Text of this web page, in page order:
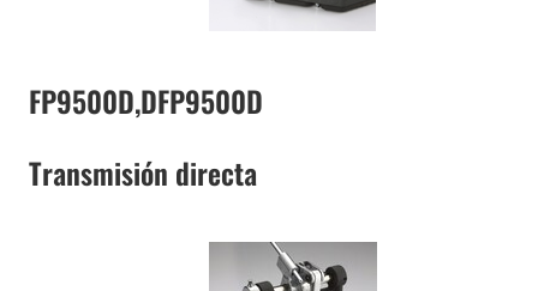
FP9500D,DFP9500D
Transmisión directa